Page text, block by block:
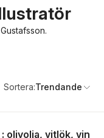
Sortera:Trendande
olivolja, vitlök, vin